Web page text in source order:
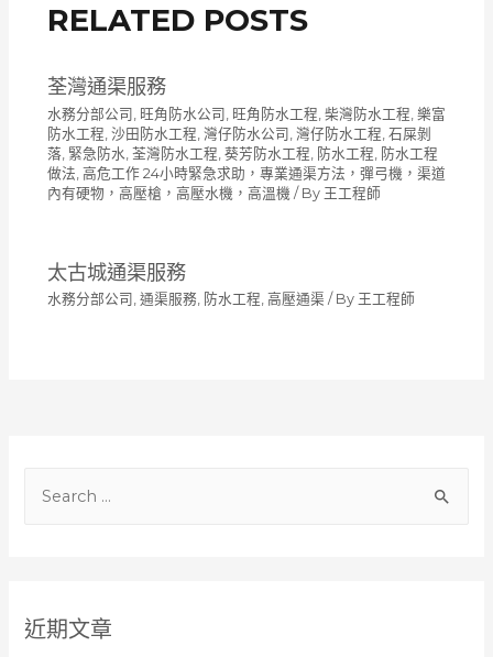
h
近期文章
RELATED POSTS
荃灣通渠服務
水務分部公司 旺角防水公司 旺角防水工程 柴灣防水工程 樂富
防水工程 沙田防水工程 灣仔防水公司 灣仔防水工程 石屎剝
落, 緊急防水 荃灣防水工程 葵芳防水工程 防水工程 防水工程
做法 高危工作 24小時緊急求助，專業通渠方法，彈弓機，渠道
內有硬物，高壓槍，高壓水機，高溫機 / By 王工程師
太古城通渠服務
水務分部公司 , 通渠服務, 防水工程, 高壓通渠 / By 王工程師